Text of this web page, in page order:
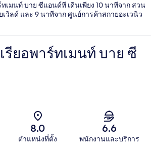
ทเมนท์ บาย ซีแอนด์ที เดินเพียง 10 นาทีจาก สวน
เวิลด์ และ 9 นาทีจาก ศูนย์การค้าสกายอะเวนิว
รียอพาร์ทเมนท์ บาย ซี
8.0
ตำแหน่งที่ตั้ง
6.6
พนักงานและบริการ